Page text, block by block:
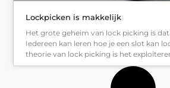
Lockpicken is makkelijk
Het grote geheim van lock picking is
Iedereen kan leren hoe je een slot kan
theorie van lock picking is het